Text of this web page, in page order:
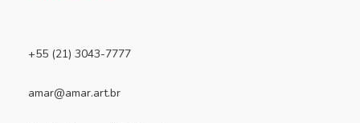
+55 (21) 3043-7777
amar@amar.art.br